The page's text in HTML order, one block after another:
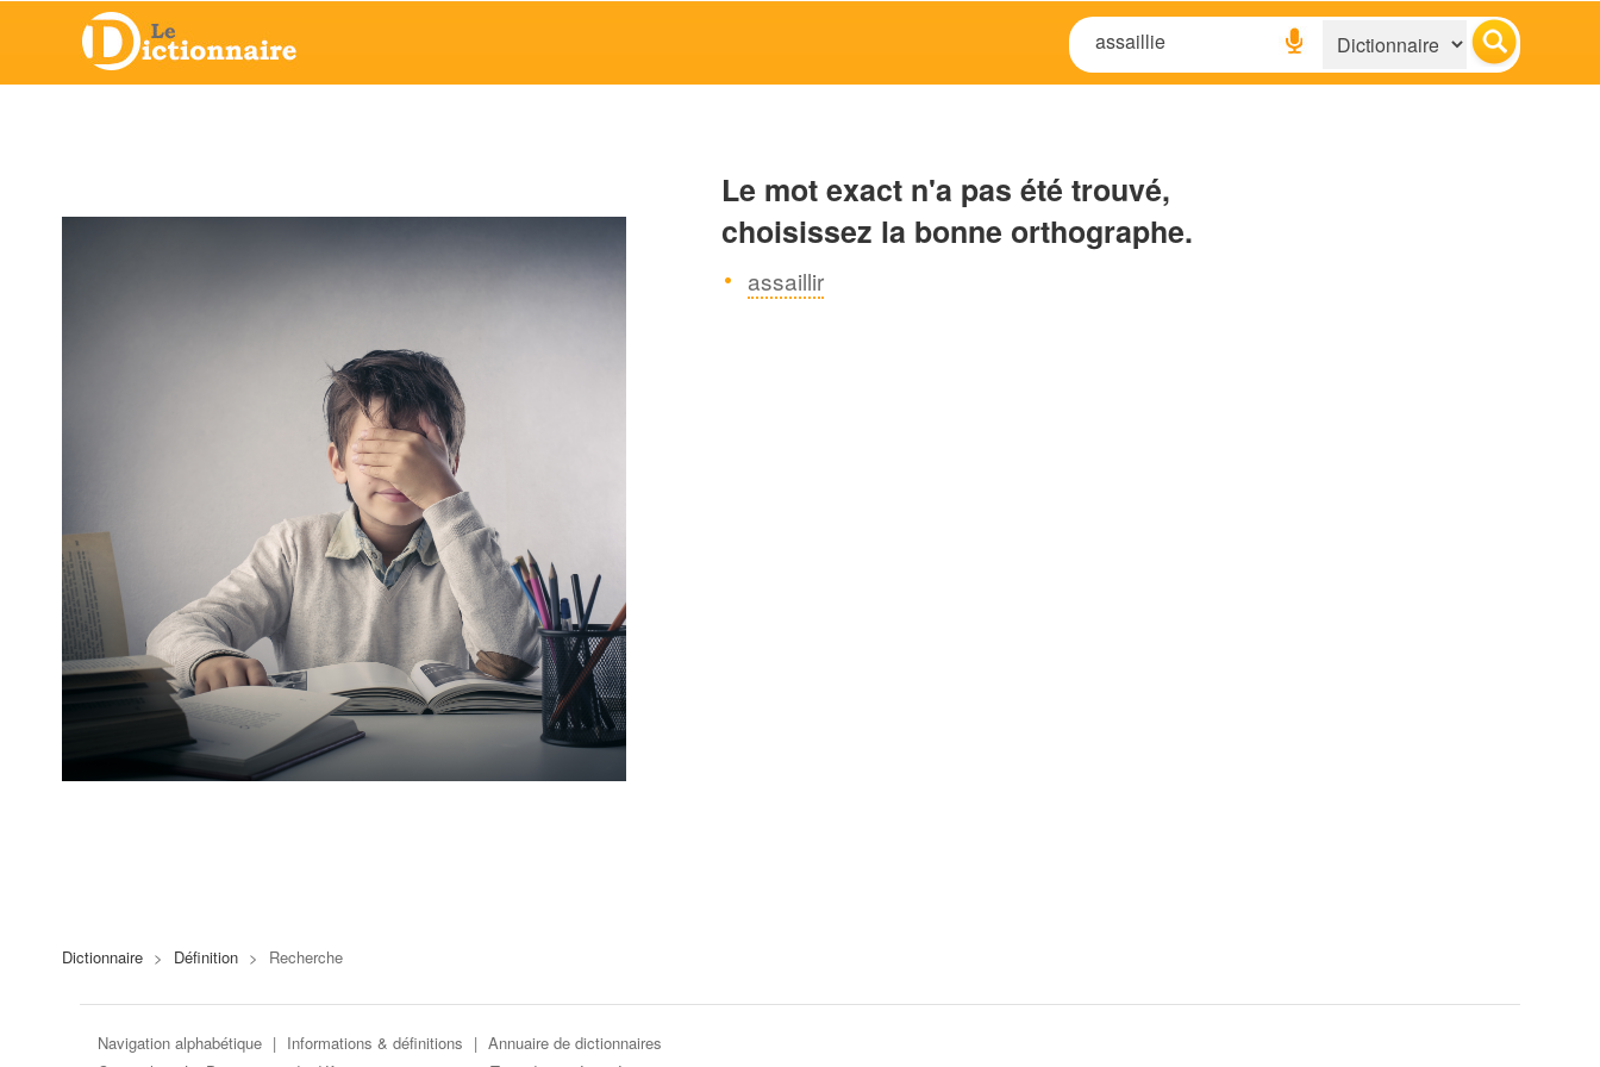
Le mot exact n'a pas été trouvé,
choisissez la bonne orthographe.
assaillir
Dictionnaire > Définition > Recherche
Navigation alphabétique | Informations & définitions | Annuaire de dictionnaires